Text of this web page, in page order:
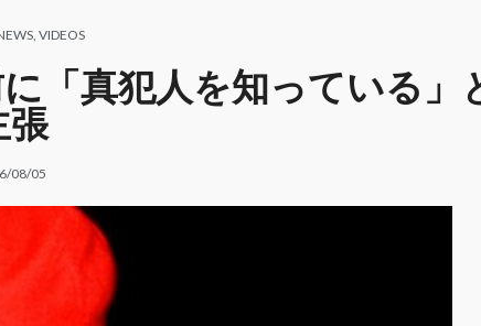
VIDEOS
, VIDEOS
「真犯人を知っている」
張
08/05